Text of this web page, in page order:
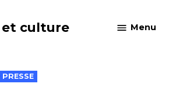
culture Menu